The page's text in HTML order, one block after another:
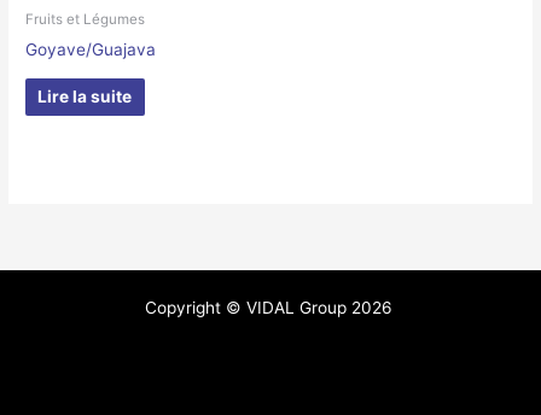
Fruits et Légumes
Goyave/Guajava
Lire la suite
Copyright © VIDAL Group 2026